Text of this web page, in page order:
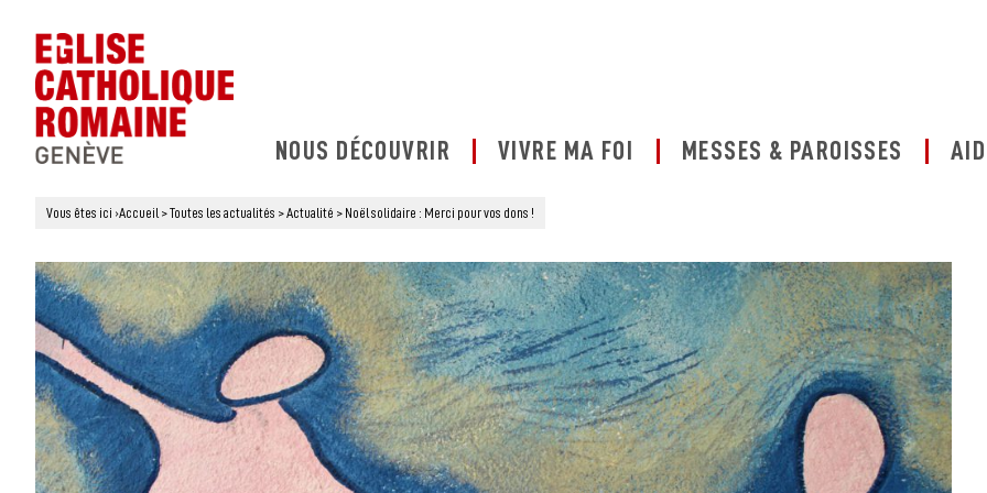
NOUS DÉCOUVRIR VIVRE MA FOI MESSES & PAROISSES
Vous êtes ici ›Accueil >Toutes les actualités >Actualité > Noël solidaire : Merci pour vos dons !